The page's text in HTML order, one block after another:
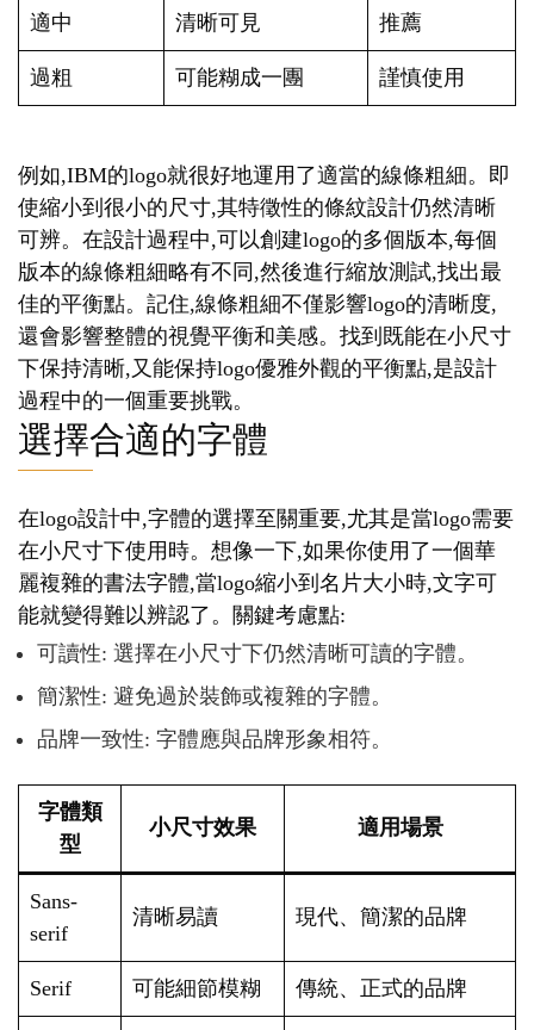
適中 清晰可見 推薦
過粗 可能糊成一團 謹慎使用
例如,IBM的logo就很好地運用了適當的線條粗細。即
使縮小到很小的尺寸,其特徵性的條紋設計仍然清晰
可辨。在設計過程中,可以創建logo的多個版本,每個
版本的線條粗細略有不同,然後進行縮放測試,找出最
佳的平衡點。記住,線條粗細不僅影響logo的清晰度,
還會影響整體的視覺平衡和美感。找到既能在小尺寸
下保持清晰,又能保持logo優雅外觀的平衡點,是設計
過程中的一個重要挑戰。
選擇合適的字體
在logo設計中,字體的選擇至關重要,尤其是當logo需要
在小尺寸下使用時。想像一下,如果你使用了一個華
麗複雜的書法字體,當logo縮小到名片大小時,文字可
能就變得難以辨認了。關鍵考慮點:
可讀性: 選擇在小尺寸下仍然清晰可讀的字體。
簡潔性: 避免過於裝飾或複雜的字體。
品牌一致性: 字體應與品牌形象相符。
字體類
型
小尺寸效果 適用場景
Sans-
serif
清晰易讀 現代、簡潔的品牌
Serif 可能細節模糊 傳統、正式的品牌